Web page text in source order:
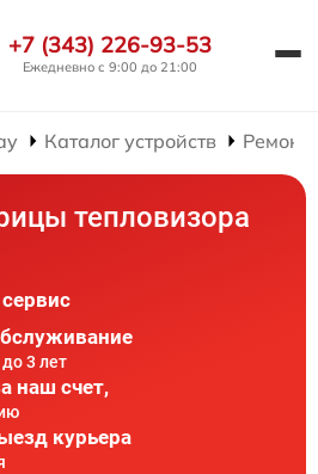
+7 (343) 226-93-53
Ежедневно с 9:00 до 21:00
Каталог устройств Ремонт
тепловизора
3 лет
наш счет,
курьера